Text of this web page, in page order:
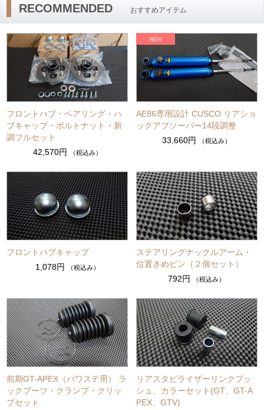
RECOMMENDED おすすめアイテム
フロントハブ・ベアリング・ハ
ブキャップ・ボルトナット・新
調フルセット
42,570円
（税込み）
AE86専用設計 CUSCO リアショ
ックアブソーバー14段調整
33,660円
（税込み）
フロントハブキャップ
1,078円
（税込み）
ステアリングナックルアーム・
位置きめピン（２個セット）
792円
（税込み）
前期GT-APEX（パワステ用） ラ
ックブーツ・クランプ・クリッ
プセット
リアスタビライザーリンクブッ
シュ、カラーセット(GT、GT-A
PEX、GTV)